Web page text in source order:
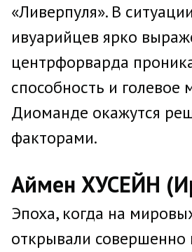
«Ливерпуля». В
ивуарийцев ярко
центрфорварда
способность и голевое
Диоманде окажутся
факторами.
Аймен ХУСЕЙН
Эпоха, когда на
открывали совершенно